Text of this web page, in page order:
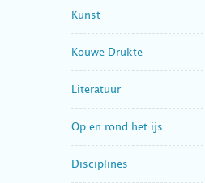
Kunst
Kouwe Drukte
Literatuur
Op en rond het ijs
Disciplines